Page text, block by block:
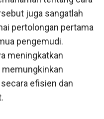
juga sangatlah
pertolongan pertama
pengemudi.
meningkatkan
memungkinkan
efisien dan